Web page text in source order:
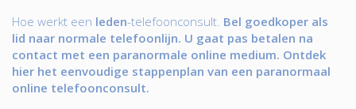
Hoe werkt een leden-telefoonconsult. Bel goedkoper als
lid naar normale telefoonlijn. U gaat pas betalen na
contact met een paranormale online medium. Ontdek
hier het eenvoudige stappenplan van een paranormaal
online telefoonconsult.